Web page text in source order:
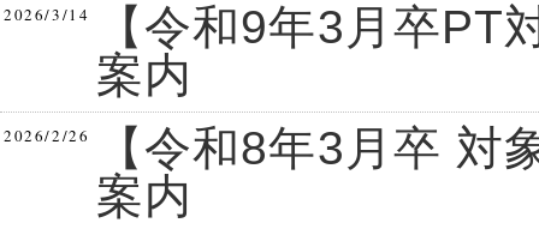
2026/3/14
【令和9年3月卒
案内
2026/2/26
【令和8年3月卒
案内